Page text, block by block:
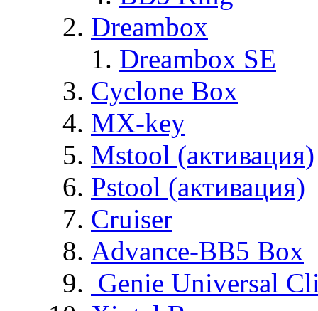
Dreambox
Dreambox SE
Cyclone Box
MX-key
Mstool (активация)
Pstool (активация)
Cruiser
Advance-BB5 Box
Genie Universal